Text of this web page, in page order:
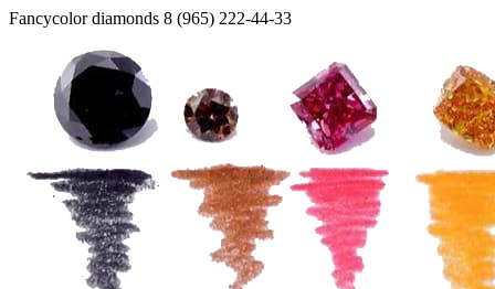
Fancycolor diamonds 8 (965) 222-44-33